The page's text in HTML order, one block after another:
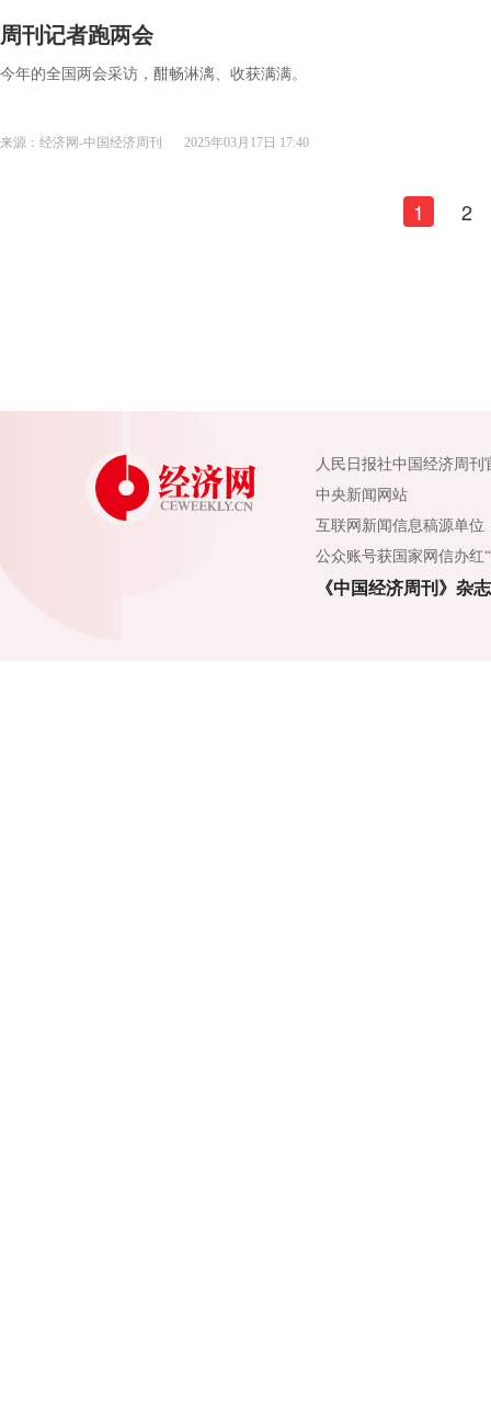
周刊记者跑两会
今年的全国两会采访，酣畅淋漓、收获满满。
来源：经济网-中国经济周刊 2025年03月17日 17:40
1 2
人民日报社中国经济周刊
中央新闻网站
互联网新闻信息稿源单位
公众账号获国家网信办红
《中国经济周刊》杂